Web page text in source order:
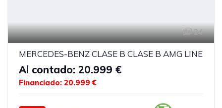
24
MERCEDES-BENZ CLASE B CLASE B AMG LINE
Al contado: 20.999 €
Financiado: 20.999 €